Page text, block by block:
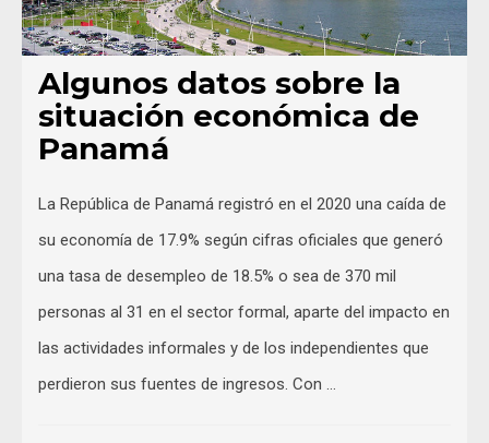
Algunos datos sobre la
situación económica de
Panamá
La República de Panamá registró en el 2020 una caída de
su economía de 17.9% según cifras oficiales que generó
una tasa de desempleo de 18.5% o sea de 370 mil
personas al 31 en el sector formal, aparte del impacto en
las actividades informales y de los independientes que
perdieron sus fuentes de ingresos. Con …